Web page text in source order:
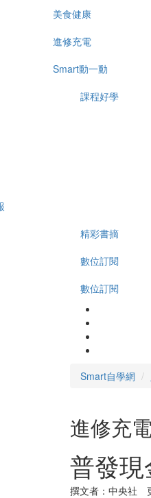
美食健康
進修充電
Smart動一動
課程好學
精彩書摘
數位訂閱
數位訂閱
Smart自學網
進修充電
普發現
撰文者：中央社